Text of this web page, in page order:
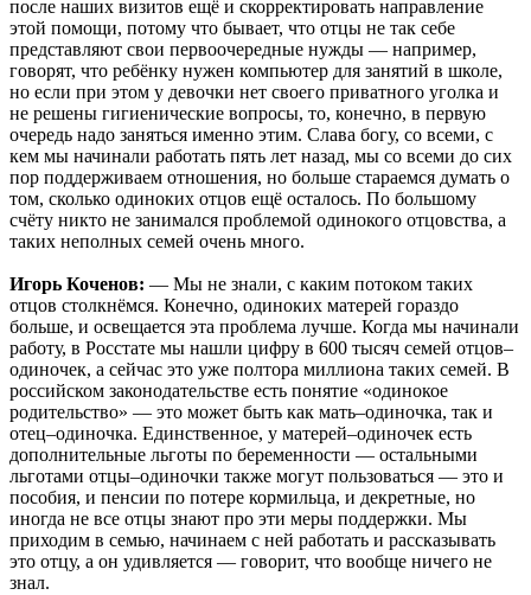
после наших визитов ещё и скорректировать направление
этой помощи, потому что бывает, что отцы не так себе
представляют свои первоочередные нужды — например,
говорят, что ребёнку нужен компьютер для занятий в школе,
но если при этом у девочки нет своего приватного уголка и
не решены гигиенические вопросы, то, конечно, в первую
очередь надо заняться именно этим. Слава богу, со всеми, с
кем мы начинали работать пять лет назад, мы со всеми до сих
пор поддерживаем отношения, но больше стараемся думать о
том, сколько одиноких отцов ещё осталось. По большому
счёту никто не занимался проблемой одинокого отцовства, а
таких неполных семей очень много.
Игорь Коченов: — Мы не знали, с каким потоком таких
отцов столкнёмся. Конечно, одиноких матерей гораздо
больше, и освещается эта проблема лучше. Когда мы начинали
работу, в Росстате мы нашли цифру в 600 тысяч семей отцов–
одиночек, а сейчас это уже полтора миллиона таких семей. В
российском законодательстве есть понятие «одинокое
родительство» — это может быть как мать–одиночка, так и
отец–одиночка. Единственное, у матерей–одиночек есть
дополнительные льготы по беременности — остальными
льготами отцы–одиночки также могут пользоваться — это и
пособия, и пенсии по потере кормильца, и декретные, но
иногда не все отцы знают про эти меры поддержки. Мы
приходим в семью, начинаем с ней работать и рассказывать
это отцу, а он удивляется — говорит, что вообще ничего не
знал.